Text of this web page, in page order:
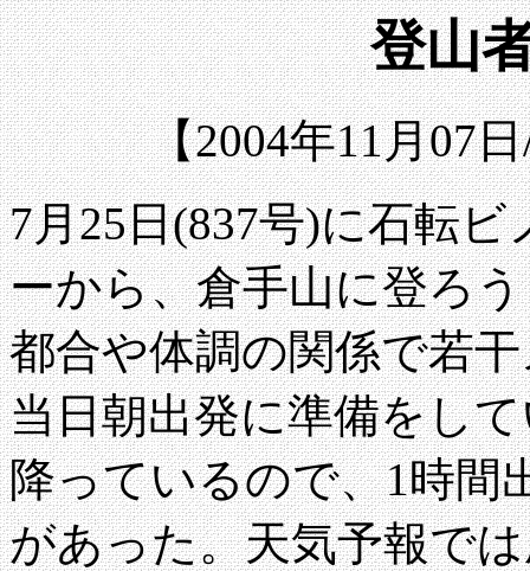
登山
【2004年11月07
7月25日(837号)に石転
ーから、倉手山に登ろ
都合や体調の関係で若
当日朝出発に準備をし
降っているので、1時間
があった。天気予報で